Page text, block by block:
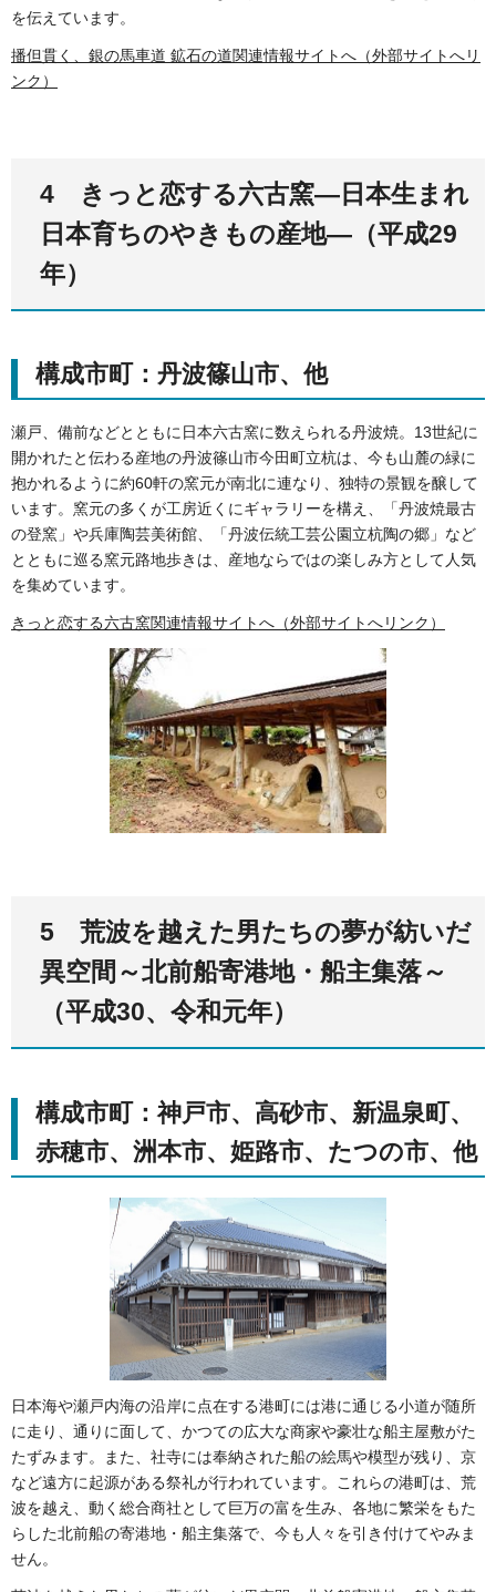
を伝えています。
播但貫く、銀の馬車道 鉱石の道関連情報サイトへ（外部サイトへリ
ンク）
4 きっと恋する六古窯―日本生まれ
日本育ちのやきもの産地―（平成29
年）
構成市町：丹波篠山市、他
瀬戸、備前などとともに日本六古窯に数えられる丹波焼。13世紀に
開かれたと伝わる産地の丹波篠山市今田町立杭は、今も山麓の緑に
抱かれるように約60軒の窯元が南北に連なり、独特の景観を醸して
います。窯元の多くが工房近くにギャラリーを構え、「丹波焼最古
の登窯」や兵庫陶芸美術館、「丹波伝統工芸公園立杭陶の郷」など
とともに巡る窯元路地歩きは、産地ならではの楽しみ方として人気
を集めています。
きっと恋する六古窯関連情報サイトへ（外部サイトへリンク）
5 荒波を越えた男たちの夢が紡いだ
異空間～北前船寄港地・船主集落～
（平成30、令和元年）
構成市町：神戸市、高砂市、新温泉町、
赤穂市、洲本市、姫路市、たつの市、他
日本海や瀬戸内海の沿岸に点在する港町には港に通じる小道が随所
に走り、通りに面して、かつての広大な商家や豪壮な船主屋敷がた
たずみます。また、社寺には奉納された船の絵馬や模型が残り、京
など遠方に起源がある祭礼が行われています。これらの港町は、荒
波を越え、動く総合商社として巨万の富を生み、各地に繁栄をもた
らした北前船の寄港地・船主集落で、今も人々を引き付けてやみま
せん。